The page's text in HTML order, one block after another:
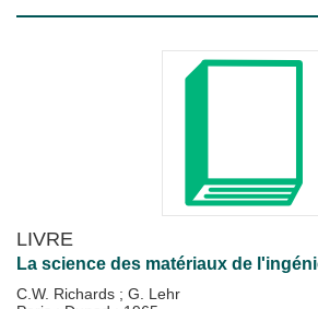
LIVRE
La science des matériaux de
C.W. Richards ; G. Lehr